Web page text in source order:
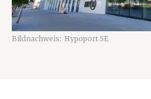
Bildnachweis: Hypoport SE